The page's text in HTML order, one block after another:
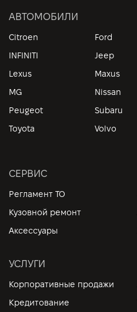
АВТОМОБИЛИ
Citroen Ford
INFINITI
Jeep
Lexus
Maxus
MG
Nissan
Peugeot
Subaru
Toyota
Volvo
СЕРВИС
Регламент ТО
Кузовной ремонт
Аксессуары
УСЛУГИ
Корпоративные продажи
Кредитование